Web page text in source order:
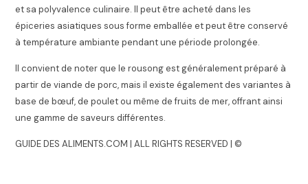
et sa polyvalence culinaire. Il peut être acheté dans les
épiceries asiatiques sous forme emballée et peut être conservé
à température ambiante pendant une période prolongée.
Il convient de noter que le rousong est généralement préparé à
partir de viande de porc, mais il existe également des variantes à
base de bœuf, de poulet ou même de fruits de mer, offrant ainsi
une gamme de saveurs différentes.
GUIDE DES ALIMENTS.COM | ALL RIGHTS RESERVED | ©